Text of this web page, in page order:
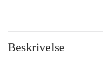
Beskrivelse